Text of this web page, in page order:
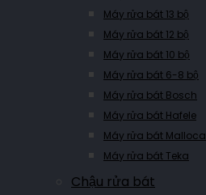
Máy rửa bát 13 bộ
Máy rửa bát 12 bộ
Máy rửa bát 10 bộ
Máy rửa bát 6-8 bộ
Máy rửa bát Bosch
Máy rửa bát Hafele
Máy rửa bát Malloca
Máy rửa bát Teka
Chậu rửa bát